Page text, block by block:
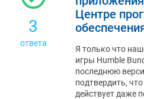
3
ответа
Центре
Я только что
игры Humble
последнюю
подтвердить,
действует даже